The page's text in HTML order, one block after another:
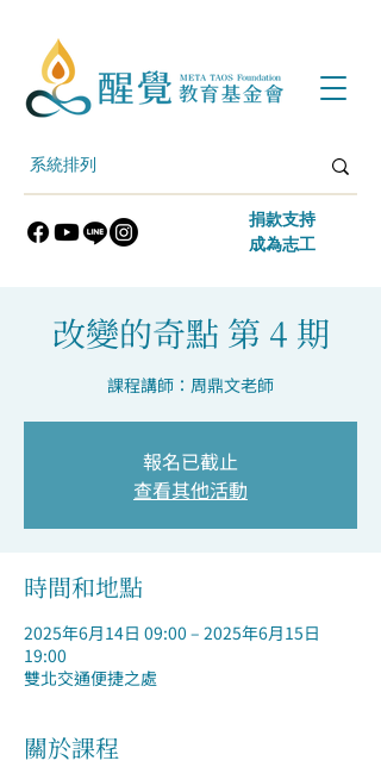
​捐款支持
​成為志工
改變的奇點 第 4 期
課程講師：周鼎文老師
報名已截止
查看其他活動
時間和地點
2025年6月14日 09:00 – 2025年6月15日
19:00
雙北交通便捷之處
關於課程